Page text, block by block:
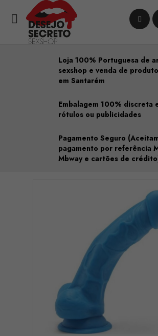

Loja 100% Portuguesa de
sexshop e venda de
em Santarém
Embalagem 100% discreta
rótulos ou publicidades
Pagamento Seguro
pagamento por referência
Mbway e cartões de